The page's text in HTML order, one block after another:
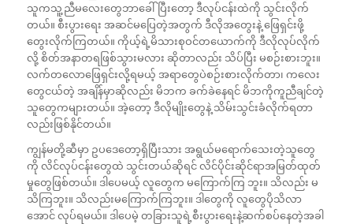
သူကသူ့ညီမလေးတွေဘာခေါ်ပြီးတော့ ဒီလုပ်ငန်းထဲကို သွင်းလိုက်
တယ်။ စီးပွားရေး အဆင်မပြေတဲ့အတွက် ဒီလိုအတွေးနဲ့ ဖြေရှင်းဖို့
တွေးလိုက်ကြတယ်။ ကိုယ့်ရဲ့မိသားစုဝင်တယောက်ကို ဒီလိုလုပ်လိုက်
လို့ စိတ်အနာတရဖြစ်သွားမလား ဆိုတာလည်း သိပ်ပြီး မစဉ်းစားဘူး။
လက်တလောဖြေရှင်းလို့ရမယ့် အရာတွေပဲစဉ်းစားလိုက်တာ၊ ကလေး
တွေငယ်တဲ့ အချိန်မှာဆိုလည်း မိဘက ခက်ခဲနေရင် မိဘကိုကူညီချင်တဲ့
သူတွေကများတယ်။ အဲ့တော့ ဒီလိုမျိုးတွေနဲ့ သိမ်းသွင်းခံလိုက်ရတာ
လည်းဖြစ်နိုင်တယ်။
ကျွန်မတို့ဆီမှာ ဥပဒေတော့ရှိပြီးသား အရွယ်မရောက်သေးတဲ့သူတွေ
ကို လိင်လုပ်ငန်းတွေထဲ သွင်းတယ်ဆိုရင် လိင်ပိုင်းဆိုင်ရာအမြတ်ထုတ်
မှုတွေဖြစ်တယ်။ ဒါပေမယ့် လူတွေက မကြောက်ကြ ဘူး။ သိလည်း မ
သိကြဘူး။ သိလည်းမကြောက်ကြဘူး။ ဒါတွေကို လူတွေပိုသိလာ
အောင် လုပ်ရမယ်။ ဒါပေမဲ့ တခြားသူရဲ့စီးပွားရေးနဲ့ဆက်စပ်နေတဲ့အခါ